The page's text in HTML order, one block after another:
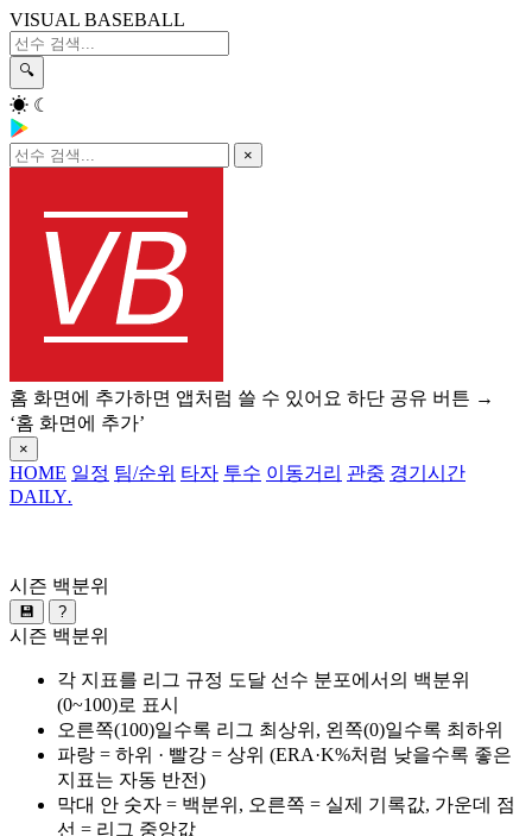
VISUAL BASEBALL
🔍
☀ ☾
×
홈 화면에 추가하면 앱처럼 쓸 수 있어요 하단 공유 버튼 →
‘홈 화면에 추가’
×
HOME 일정 팀/순위 타자 투수 이동거리 관중 경기시간
DAILY.
시즌 백분위
💾 ?
시즌 백분위
각 지표를 리그 규정 도달 선수 분포에서의 백분위
(0~100)로 표시
오른쪽(100)일수록 리그 최상위, 왼쪽(0)일수록 최하위
파랑 = 하위 · 빨강 = 상위 (ERA·K%처럼 낮을수록 좋은
지표는 자동 반전)
막대 안 숫자 = 백분위, 오른쪽 = 실제 기록값, 가운데 점
선 = 리그 중앙값